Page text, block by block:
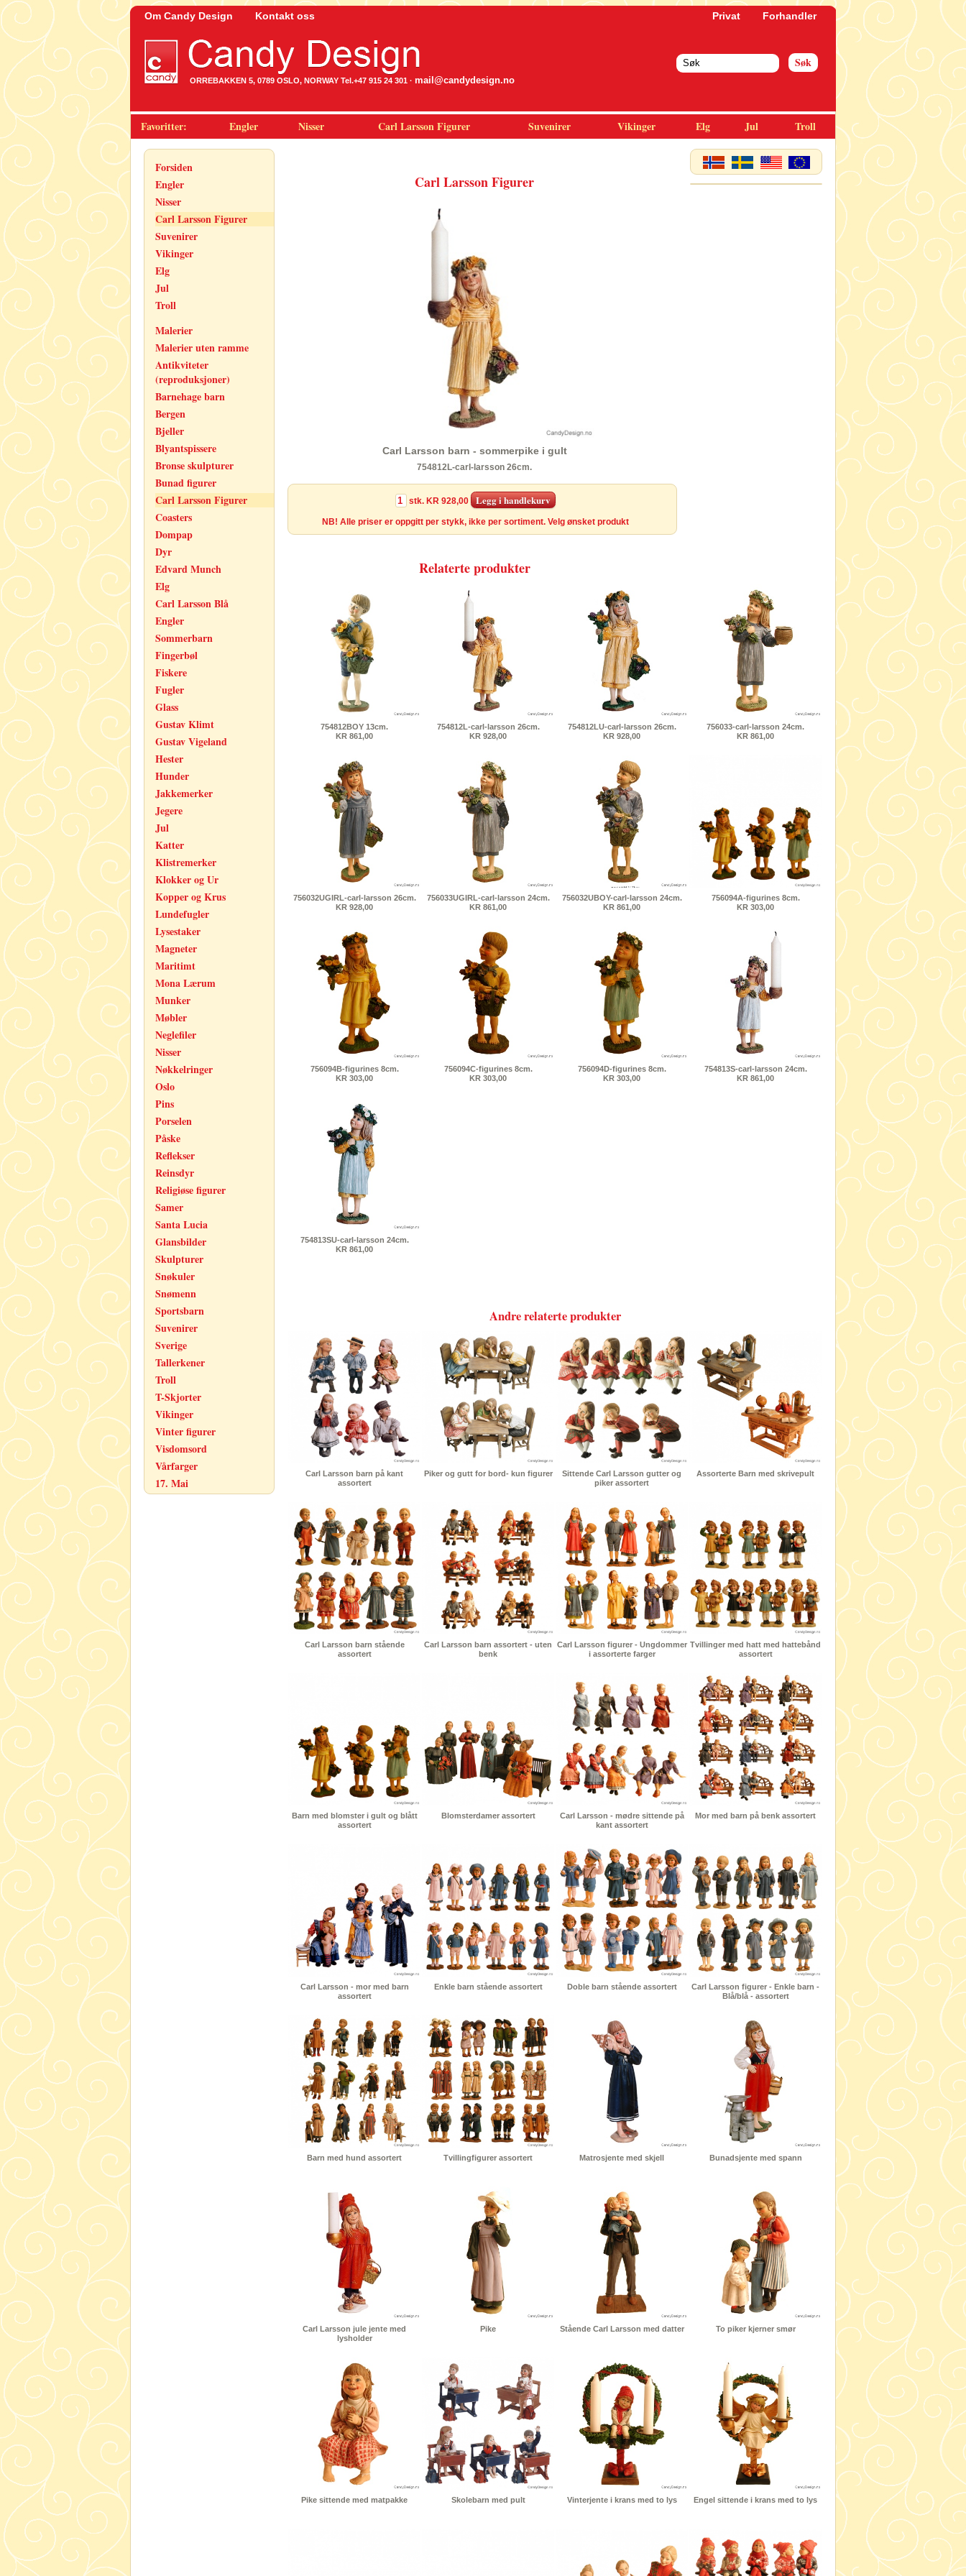
Om Candy Design Kontakt oss Privat Forhandler
ORREBAKKEN 5, 0789 OSLO, NORWAY Tel.+47 915 24 301 · mail@candydesign.no
Favoritter: Engler Nisser Carl Larsson Figurer Suvenirer Vikinger Elg Jul Troll
Forsiden
Engler
Nisser
Carl Larsson Figurer
Suvenirer
Vikinger
Elg
Jul
Troll
Malerier
Malerier uten ramme
Antikviteter
(reproduksjoner)
Barnehage barn
Bergen
Bjeller
Blyantspissere
Bronse skulpturer
Bunad figurer
Carl Larsson Figurer
Coasters
Dompap
Dyr
Edvard Munch
Elg
Carl Larsson Blå
Engler
Sommerbarn
Fingerbøl
Fiskere
Fugler
Glass
Gustav Klimt
Gustav Vigeland
Hester
Hunder
Jakkemerker
Jegere
Jul
Katter
Klistremerker
Klokker og Ur
Kopper og Krus
Lundefugler
Lysestaker
Magneter
Maritimt
Mona Lærum
Munker
Møbler
Neglefiler
Nisser
Nøkkelringer
Oslo
Pins
Porselen
Påske
Reflekser
Reinsdyr
Religiøse figurer
Samer
Santa Lucia
Glansbilder
Skulpturer
Snøkuler
Snømenn
Sportsbarn
Suvenirer
Sverige
Tallerkener
Troll
T-Skjorter
Vikinger
Vinter figurer
Visdomsord
Vårfarger
17. Mai
Carl Larsson Figurer
Carl Larsson barn - sommerpike i gult
754812L-carl-larsson 26cm.
stk. KR 928,00
NB! Alle priser er oppgitt per stykk, ikke per sortiment. Velg ønsket produkt
Relaterte produkter
754812BOY 13cm.
KR 861,00
754812L-carl-larsson 26cm.
KR 928,00
754812LU-carl-larsson 26cm.
KR 928,00
756033-carl-larsson 24cm.
KR 861,00
756032UGIRL-carl-larsson 26cm.
KR 928,00
756033UGIRL-carl-larsson 24cm.
KR 861,00
756032UBOY-carl-larsson 24cm.
KR 861,00
756094A-figurines 8cm.
KR 303,00
756094B-figurines 8cm.
KR 303,00
756094C-figurines 8cm.
KR 303,00
756094D-figurines 8cm.
KR 303,00
754813S-carl-larsson 24cm.
KR 861,00
754813SU-carl-larsson 24cm.
KR 861,00
Andre relaterte produkter
Carl Larsson barn på kant
assortert
Piker og gutt for bord- kun figurer
Sittende Carl Larsson gutter og
piker assortert
Assorterte Barn med skrivepult
Carl Larsson barn stående
assortert
Carl Larsson barn assortert - uten
benk
Carl Larsson figurer - Ungdommer
i assorterte farger
Tvillinger med hatt med hattebånd
assortert
Barn med blomster i gult og blått
assortert
Blomsterdamer assortert
Carl Larsson - mødre sittende på
kant assortert
Mor med barn på benk assortert
Carl Larsson - mor med barn
assortert
Enkle barn stående assortert Doble barn stående assortert
Carl Larsson figurer - Enkle barn -
Blå/blå - assortert
Barn med hund assortert Tvillingfigurer assortert Matrosjente med skjell Bunadsjente med spann
Carl Larsson jule jente med
lysholder
Pike Stående Carl Larsson med datter To piker kjerner smør
Pike sittende med matpakke Skolebarn med pult Vinterjente i krans med to lys Engel sittende i krans med to lys